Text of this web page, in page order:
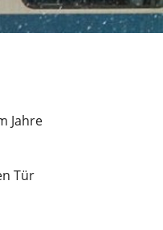
Jahre
Tür